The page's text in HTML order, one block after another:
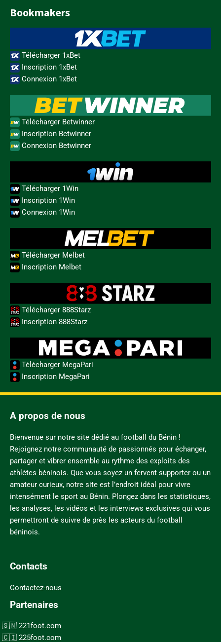
Bookmakers
Télécharger 1xBet
Inscription 1xBet
Connexion 1xBet
Télécharger Betwinner
Inscription Betwinner
Connexion Betwinner
Télécharger 1Win
Inscription 1Win
Connexion 1Win
Télécharger Melbet
Inscription Melbet
Télécharger 888Starz
Inscription 888Starz
Télécharger MegaPari
Inscription MegaPari
A propos de nous
Bienvenue sur notre site dédié au football du Bénin !
Rejoignez notre communauté de passionnés pour échanger,
partager et vibrer ensemble au rythme des exploits des
athlètes béninois. Que vous soyez un fervent supporter ou un
amateur curieux, notre site est l’endroit idéal pour vivre
intensément le sport au Bénin. Plongez dans les statistiques,
les analyses, les vidéos et les interviews exclusives qui vous
permettront de suivre de près les acteurs du football
béninois.
Contacts
Contactez-nous
Partenaires
221foot.com
225foot.com